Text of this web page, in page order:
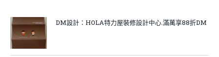
DM設計：HOLA特力屋裝修設計中心.滿萬享88折DM